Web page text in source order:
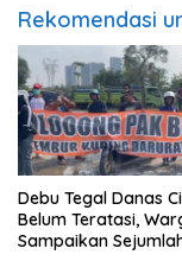
Rekomendasi
Debu Tegal Danas
Belum Teratasi,
Sampaikan